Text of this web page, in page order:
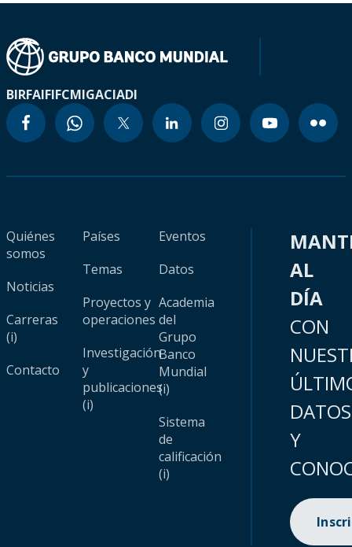
BIRFAIFIFCMIGACIADI
Quiénes
somos
Noticias
Carreras
(i)
Contacto
Países
Temas
Proyectos y
operaciones
Investigación
y
publicaciones
(i)
Eventos
Datos
Academia
del
Grupo
Banco
Mundial
(i)
Sistema
de
calificación
(i)
AL
DÍA
CON
DATOS
Y